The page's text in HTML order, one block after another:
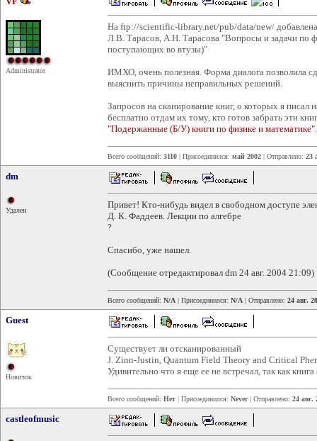
Administrator
На ftp://scientific-library.net/pub/data/new/
Л.В. Тарасов, А.Н. Тарасова "Вопросы и задачи по
поступающих во втузы)"
ИМХО, очень полезная. Форма диалога позволила
выяснить причины неправильных решений.
Запросов на сканирование книг, о которых я писал
бесплатно отдам их тому, кто готов забрать эти
"Подержанные (Б/У) книги по физике и математике".
Всего сообщений: 3110 | Присоединился: май 2002 | Отправлено: 23
dm
Удален
Привет! Кто-нибудь видел в свободном доступе
Д. К. Фаддеев. Лекции по алгебре
?
Спасибо, уже нашел.
(Сообщение отредактировал dm 24 авг. 2004 21:09)
Всего сообщений: N/A | Присоединился: N/A | Отправлено: 24 авг.
Guest
Новичок
Существует ли отсканированный
J. Zinn-Justin, Quantum Field Theory and Critical
Удивительно что я еще ее не встречал, так как
Всего сообщений: Нет | Присоединился: Never| Отправлено: 24 авг.
castleofmusic